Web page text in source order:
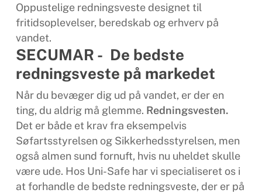
Oppustelige redningsveste designet til
fritidsoplevelser, beredskab og erhverv på
vandet.
SECUMAR - De bedste
redningsveste på markedet
Når du bevæger dig ud på vandet, er der en
ting, du aldrig må glemme. Redningsvesten.
Det er både et krav fra eksempelvis
Søfartsstyrelsen og Sikkerhedsstyrelsen, men
også almen sund fornuft, hvis nu uheldet skulle
være ude. Hos Uni-Safe har vi specialiseret os i
at forhandle de bedste redningsveste, der er på